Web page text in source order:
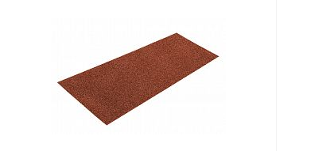
Сравнение
В избранное Под заказ